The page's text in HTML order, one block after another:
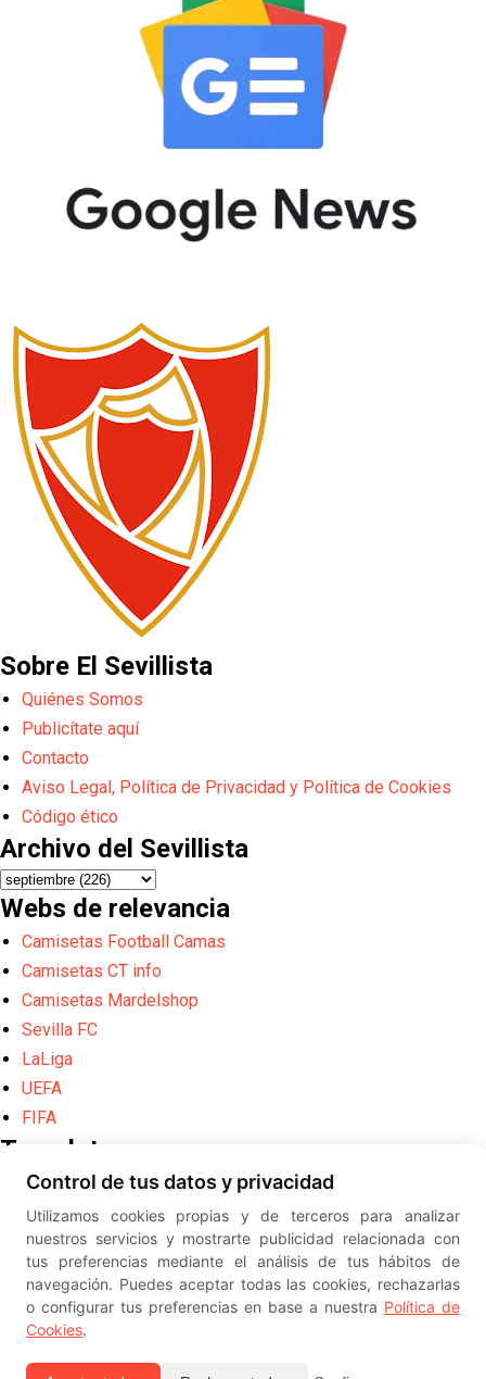
Sobre El Sevillista
Quiénes Somos
Publicítate aquí
Contacto
Aviso Legal, Política de Privacidad y Política de Cookies
Código ético
Archivo del Sevillista
Webs de relevancia
Camisetas Football Camas
Camisetas CT info
Camisetas Mardelshop
Sevilla FC
LaLiga
UEFA
FIFA
Translate
Powered by
Translate
Diseño web creado por Erick
© ElSevillista.es - Información sobre
el Sevilla FC, Sevilla Atlético, Sevilla Femenino y su Cantera
-- --
Control de tus datos y privacidad
Utilizamos cookies propias y de terceros para analizar
nuestros servicios y mostrarte publicidad relacionada con
tus preferencias mediante el análisis de tus hábitos de
navegación. Puedes aceptar todas las cookies, rechazarlas
o configurar tus preferencias en base a nuestra Política de
Cookies.
2026